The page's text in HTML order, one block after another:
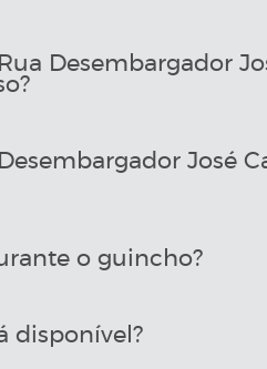
Desembargador
José
o guincho?
disponível?